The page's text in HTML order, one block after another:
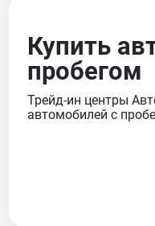
Купить
пробегом
Трейд-ин центры
автомобилей с